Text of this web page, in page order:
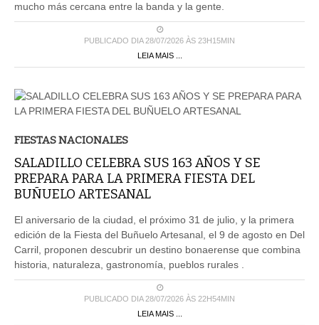
mucho más cercana entre la banda y la gente.
PUBLICADO DIA 28/07/2026 ÀS 23H15MIN
LEIA MAIS ...
FIESTAS NACIONALES
SALADILLO CELEBRA SUS 163 AÑOS Y SE
PREPARA PARA LA PRIMERA FIESTA DEL
BUÑUELO ARTESANAL
El aniversario de la ciudad, el próximo 31 de julio, y la primera
edición de la Fiesta del Buñuelo Artesanal, el 9 de agosto en Del
Carril, proponen descubrir un destino bonaerense que combina
historia, naturaleza, gastronomía, pueblos rurales .
PUBLICADO DIA 28/07/2026 ÀS 22H54MIN
LEIA MAIS ...